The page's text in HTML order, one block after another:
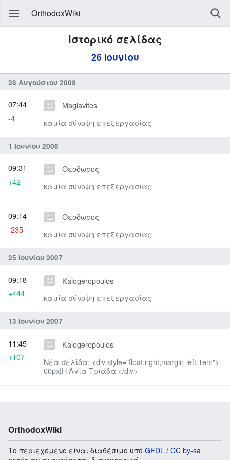
OrthodoxWiki
Ιστορικό σελίδας
26 Ιουνίου
28 Αυγούστου 2008
Maglavites
καμία σύνοψη επεξεργασίας
07:44
-4
1 Ιουνίου 2008
Θεοδωρος
καμία σύνοψη επεξεργασίας
09:31
+42
Θεοδωρος
καμία σύνοψη επεξεργασίας
09:14
-235
25 Ιουνίου 2007
Kalogeropoulos
καμία σύνοψη επεξεργασίας
09:18
+444
13 Ιουνίου 2007
Kalogeropoulos
Νέα σελίδα: <div style="float:right;margin-left:1em">
60px|Η Αγία Τριάδα </div>
11:45
+107
OrthodoxWiki
Το περιεχόμενο είναι διαθέσιμο υπό GFDL / CC by-sa